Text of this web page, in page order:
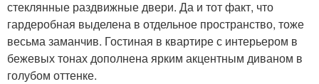
стеклянные раздвижные двери. Да и тот факт, что
гардеробная выделена в отдельное пространство, тоже
весьма заманчив. Гостиная в квартире с интерьером в
бежевых тонах дополнена ярким акцентным диваном в
голубом оттенке.